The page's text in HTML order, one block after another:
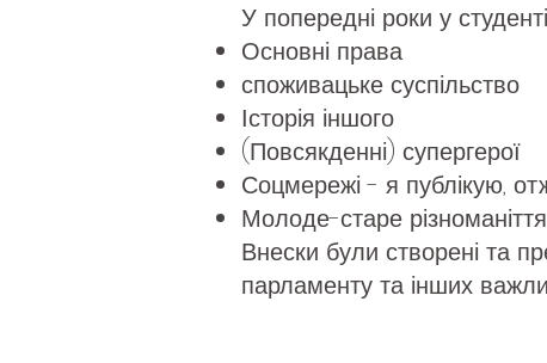
У попередні роки у
Основні права
споживацьке суспільство
Історія іншого
(Повсякденні) супергерої
Соцмережі - я публікую,
Молоде-старе різноманіття
Внески були створені та
парламенту та інших